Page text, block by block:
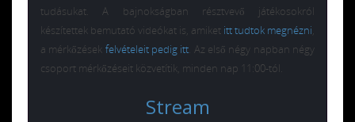
tudásukat. A bajnokságban résztvevő játékosokról
készítettek bemutató videókat is, amiket itt tudtok megnézni,
a mérkőzések felvételeit pedig itt. Az első négy napban négy
csoport mérkőzéseit közvetítik, minden nap 11:00-tól.
Stream